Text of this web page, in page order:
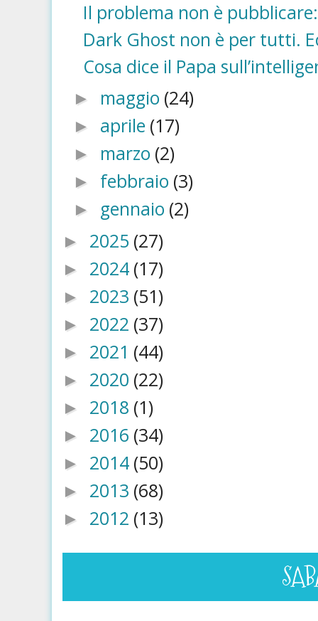
Il problema non è
Dark Ghost non è per tutti.
Cosa dice il Papa
► maggio (24)
► aprile (17)
► marzo (2)
► febbraio (3)
► gennaio (2)
► 2025 (27)
► 2024 (17)
► 2023 (51)
► 2022 (37)
► 2021 (44)
► 2020 (22)
► 2018 (1)
► 2016 (34)
► 2014 (50)
► 2013 (68)
► 2012 (13)